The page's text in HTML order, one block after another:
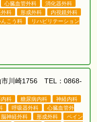
心臓血管外科
消化器外科
外科 形成外科
内視鏡外科
んこう科
リハビリテーション
川崎1756 TEL：0868-
内科 糖尿病内科
神経内科
呼吸器外科
心臓血管外
脳神経外科 形成外科
ペイン